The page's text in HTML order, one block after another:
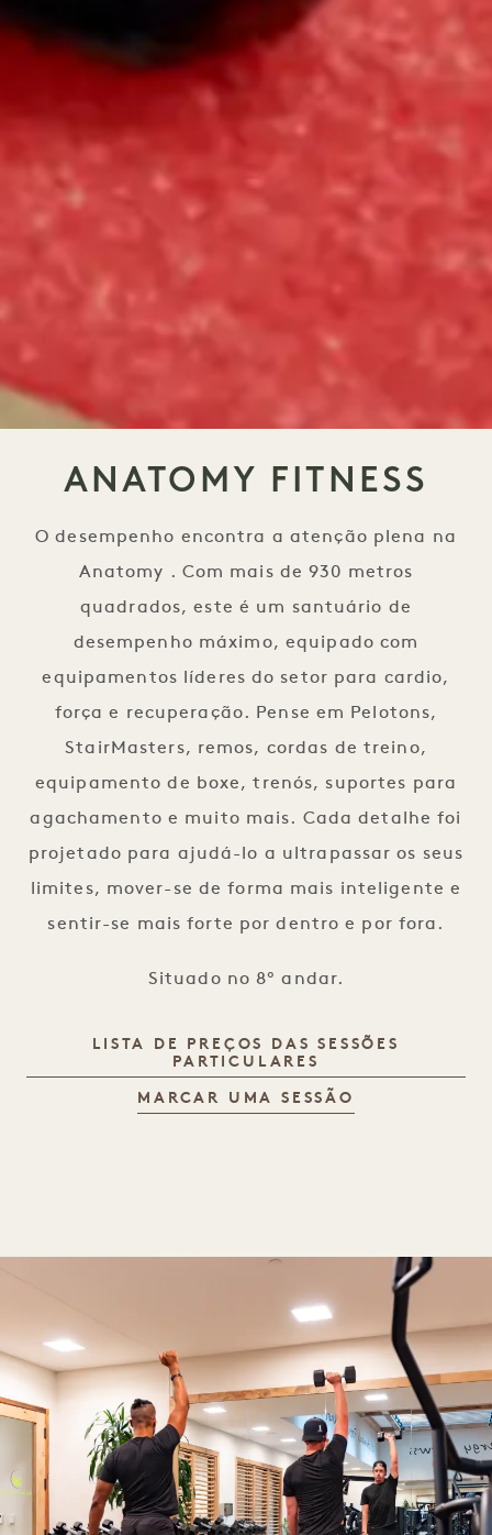
ANATOMY FITNESS
O desempenho encontra a atenção plena na
Anatomy . Com mais de 930 metros
quadrados, este é um santuário de
desempenho máximo, equipado com
equipamentos líderes do setor para cardio,
força e recuperação. Pense em Pelotons,
StairMasters, remos, cordas de treino,
equipamento de boxe, trenós, suportes para
agachamento e muito mais. Cada detalhe foi
projetado para ajudá-lo a ultrapassar os seus
limites, mover-se de forma mais inteligente e
sentir-se mais forte por dentro e por fora.
Situado no 8º andar.
LISTA DE PREÇOS DAS SESSÕES
PARTICULARES
MARCAR UMA SESSÃO